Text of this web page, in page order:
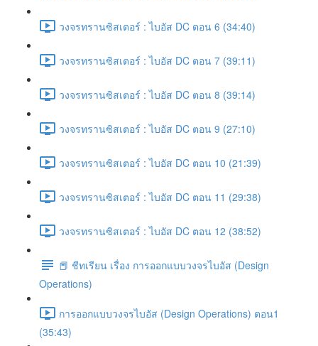
วงจรทรานซิสเตอร์ : ไบอัส DC ตอน 6 (34:40)
วงจรทรานซิสเตอร์ : ไบอัส DC ตอน 7 (39:11)
วงจรทรานซิสเตอร์ : ไบอัส DC ตอน 8 (39:14)
วงจรทรานซิสเตอร์ : ไบอัส DC ตอน 9 (27:10)
วงจรทรานซิสเตอร์ : ไบอัส DC ตอน 10 (21:39)
วงจรทรานซิสเตอร์ : ไบอัส DC ตอน 11 (29:38)
วงจรทรานซิสเตอร์ : ไบอัส DC ตอน 12 (38:52)
📕 ชีทเรียน เรื่อง การออกแบบวงจรไบอัส (Design
Operations)
การออกแบบวงจรไบอัส (Design Operations) ตอน1
(35:43)